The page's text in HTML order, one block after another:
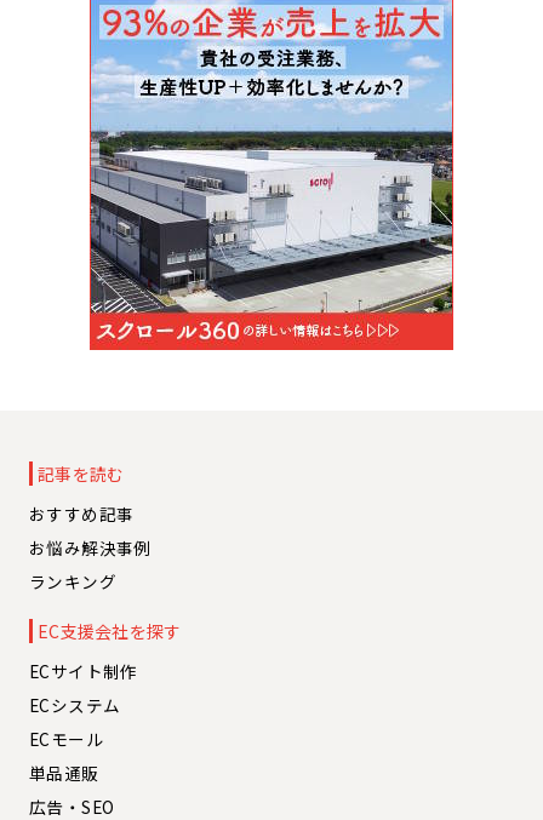
記事を読む
おすすめ記事
お悩み解決事例
ランキング
EC支援会社を探す
ECサイト制作
ECシステム
ECモール
単品通販
広告・SEO